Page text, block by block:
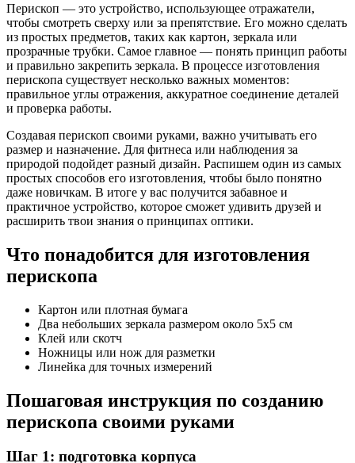
Перископ — это устройство, использующее отражатели,
чтобы смотреть сверху или за препятствие. Его можно сделать
из простых предметов, таких как картон, зеркала или
прозрачные трубки. Самое главное — понять принцип работы
и правильно закрепить зеркала. В процессе изготовления
перископа существует несколько важных моментов:
правильное углы отражения, аккуратное соединение деталей
и проверка работы.
Создавая перископ своими руками, важно учитывать его
размер и назначение. Для фитнеса или наблюдения за
природой подойдет разный дизайн. Распишем один из самых
простых способов его изготовления, чтобы было понятно
даже новичкам. В итоге у вас получится забавное и
практичное устройство, которое сможет удивить друзей и
расширить твои знания о принципах оптики.
Что понадобится для изготовления
перископа
Картон или плотная бумага
Два небольших зеркала размером около 5х5 см
Клей или скотч
Ножницы или нож для разметки
Линейка для точных измерений
Пошаговая инструкция по созданию
перископа своими руками
Шаг 1: подготовка корпуса